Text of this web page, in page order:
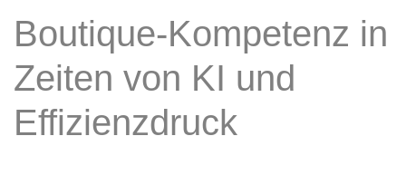
Boutique-Kompetenz in
Zeiten von KI und
Effizienzdruck